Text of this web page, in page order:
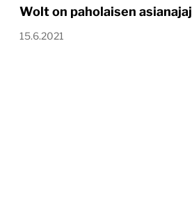
Wolt on paholaisen
15.6.2021